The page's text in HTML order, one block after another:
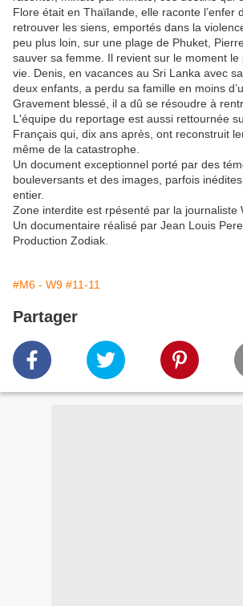
Flore était en Thaïlande, elle raconte l’enfer
retrouver les siens, emportés dans la
peu plus loin, sur une plage de Phuket,
sauver sa femme. Il revient sur le moment le
vie. Denis, en vacances au Sri Lanka avec
deux enfants, a perdu sa famille en moins
Gravement blessé, il a dû se résoudre à
L'équipe du reportage est aussi rettournée
Français qui, dix ans après, ont reconstruit
même de la catastrophe.
Un document exceptionnel porté par des
bouleversants et des images, parfois
entier.
Zone interdite est rpésenté par la journaliste
Un documentaire réalisé par Jean Louis
Production Zodiak.
#M6 - W9 #11-11
Partager